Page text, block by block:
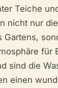
Teiche
nicht nur
Gartens,
für
sind die
einen